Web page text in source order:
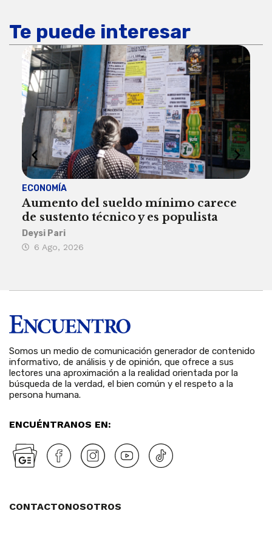
Te puede interesar
ECONOMÍA
Aumento del sueldo mínimo carece
de sustento técnico y es populista
Deysi Pari
6 Ago, 2026
Somos un medio de comunicación generador de contenido
informativo, de análisis y de opinión, que ofrece a sus
lectores una aproximación a la realidad orientada por la
búsqueda de la verdad, el bien común y el respeto a la
persona humana.
ENCUÉNTRANOS EN:
CONTACTONOSOTROS